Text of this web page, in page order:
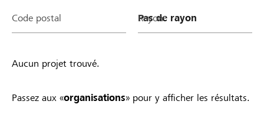
Code postal Rayon
Aucun projet trouvé.
Passez aux «organisations» pour y afficher les résultats.